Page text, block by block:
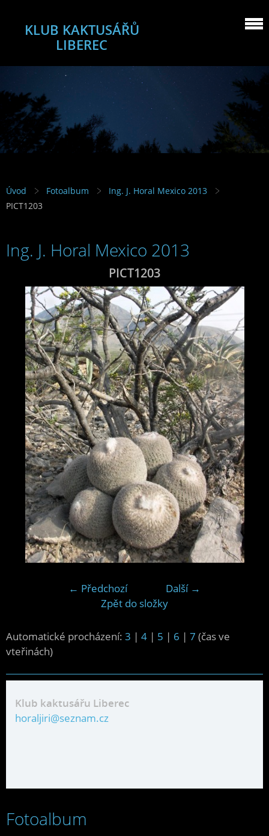
KLUB KAKTUSÁŘŮ
LIBEREC
Úvod Fotoalbum
Ing. J. Horal Mexico 2013
PICT1203
Ing. J. Horal Mexico 2013
PICT1203
← Předchozí
Další →
Zpět do složky
Automatické procházení: 3 | 4 | 5 | 6 | 7 (čas ve
vteřinách)
Klub kaktusářu Liberec
horaljiri@seznam.cz
Fotoalbum